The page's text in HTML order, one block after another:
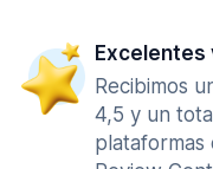
Excelentes
Recibimos
4,5 y un
plataformas